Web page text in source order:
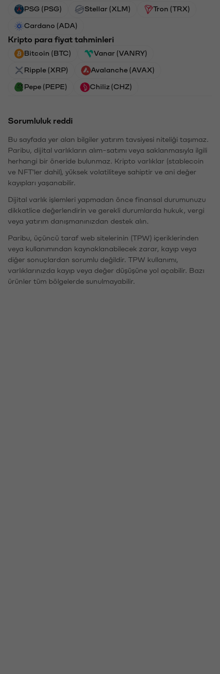
PSG (PSG) Stellar (XLM) Tron (TRX)
Cardano (ADA)
Kripto para fiyat tahminleri
Bitcoin (BTC) Vanar (VANRY)
Ripple (XRP) Avalanche (AVAX)
Pepe (PEPE) Chiliz (CHZ)
Sorumluluk reddi
Bu sayfada yer alan bilgiler yatırım tavsiyesi niteliği taşımaz.
Paribu, dijital varlıkların alım-satımı veya saklanmasıyla ilgili
herhangi bir öneride bulunmaz. Kripto varlıklar (stablecoin
ve NFT'ler dahil), yüksek volatiliteye sahiptir ve ani değer
kayıpları yaşanabilir.
Dijital varlık işlemleri yapmadan önce finansal durumunuzu
dikkatlice değerlendirin ve gerekli durumlarda hukuk, vergi
veya yatırım danışmanınızdan destek alın.
Paribu, üçüncü taraf web sitelerinin (TPW) içeriklerinden
veya kullanımından kaynaklanabilecek zarar, kayıp veya
diğer sonuçlardan sorumlu değildir. TPW kullanımı,
varlıklarınızda kayıp veya değer düşüşüne yol açabilir. Bazı
ürünler tüm bölgelerde sunulmayabilir.